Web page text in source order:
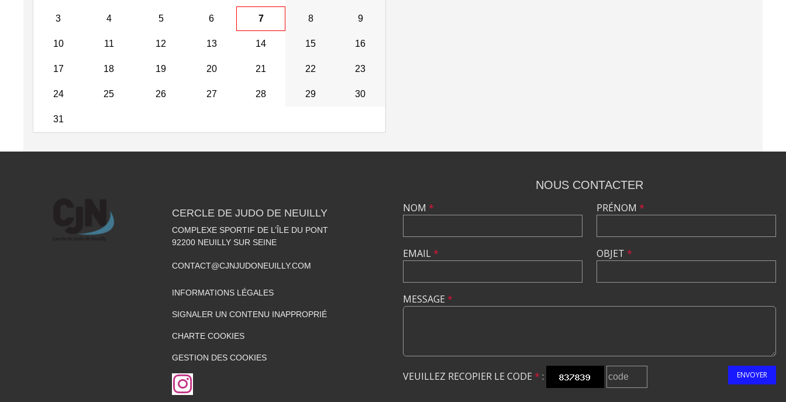
3 4 5 6 7 8 9
10 11 12 13 14 15 16
17 18 19 20 21 22 23
24 25 26 27 28 29 30
31
CERCLE DE JUDO DE NEUILLY
COMPLEXE SPORTIF DE L’ÎLE DU PONT
92200 NEUILLY SUR SEINE
CONTACT@CJNJUDONEUILLY.COM
INFORMATIONS LÉGALES
SIGNALER UN CONTENU INAPPROPRIÉ
CHARTE COOKIES
GESTION DES COOKIES
NOUS CONTACTER
NOM *
EMAIL*
PRÉNOM *
OBJET *
MESSAGE *
VEUILLEZ RECOPIER LE CODE * : ENVOYER